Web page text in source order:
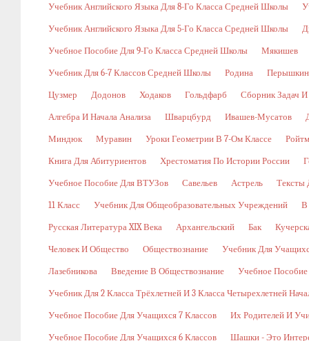
Учебник Английского Языка Для 8-Го Класса Средней Школы
Учебник Английского Языка Для 5-Го Класса Средней Школы
Учебное Пособие Для 9-Го Класса Средней Школы Мякишев
Учебник Для 6-7 Классов Средней Школы Родина Перышкин
Цузмер Додонов Ходаков Гольдфарб Сборник Задач
Алгебра И Начала Анализа Шварцбурд Ивашев-Мусатов
Миндюк Муравин Уроки Геометрии В 7-Ом Классе
Книга Для Абитуриентов Хрестоматия По Истории России
Учебное Пособие Для ВТУЗов Савельев Астрель Тексты
11 Класс Учебник Для Общеобразовательных Учреждений В
Русская Литература XIX Века Архангельский Бак
Человек И Общество Обществознание Учебник Для
Лазебникова Введение В Обществознание Учебное
Учебник Для 2 Класса Трёхлетней И 3 Класса Четырехлетней
Учебное Пособие Для Учащихся 7 Классов Их Родителей И
Учебное Пособие Для Учащихся 6 Классов Шашки - Это